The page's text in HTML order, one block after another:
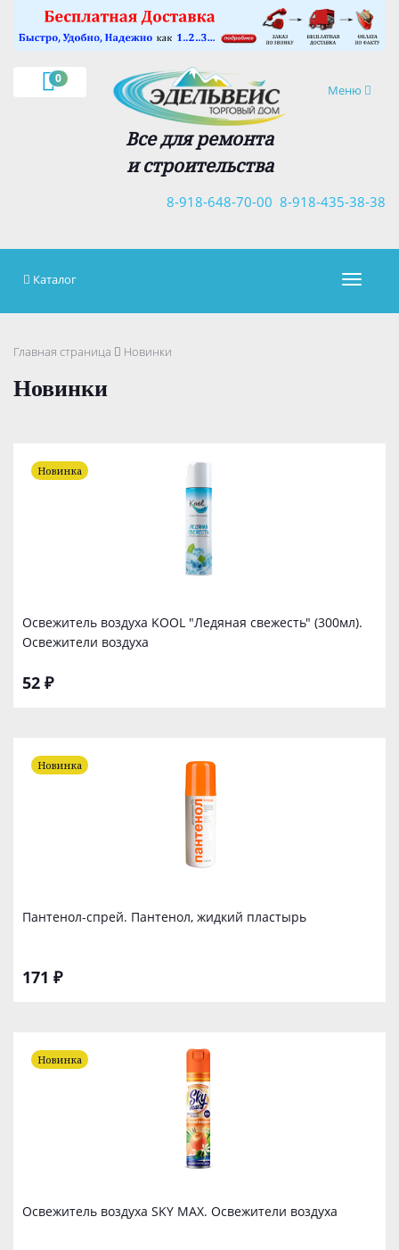
0
Навигация
Меню
Все для ремонта
и строительства
8-918-435-38-38
8-918-648-70-00
×
Каталог
Главная страница Новинки
Новинки
Освежитель воздуха KOOL "Ледяная свежесть" (300мл).
Освежители воздуха
52 ₽
Новинка
Пантенол-спрей. Пантенол, жидкий пластырь
171 ₽
Новинка
Освежитель воздуха SKY MAX. Освежители воздуха
Новинка